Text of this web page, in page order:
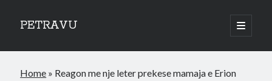
PETRAVU
open
primary
Sidebar
Bank
Home » Reagon me nje leter prekese mamaja e Erion